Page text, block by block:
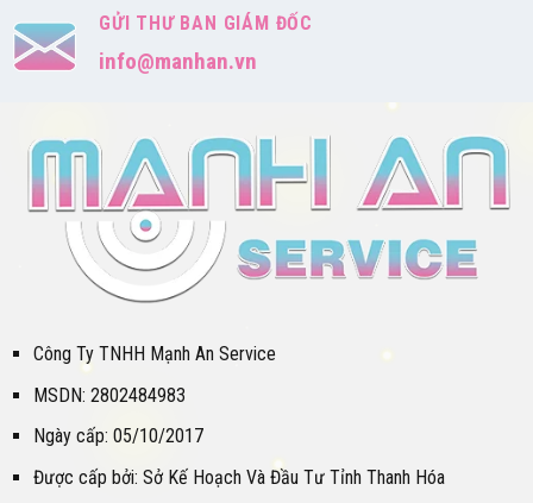
GỬI THƯ BAN GIÁM ĐỐC
info@manhan.vn
Công Ty TNHH Mạnh An Service
MSDN: 2802484983
Ngày cấp: 05/10/2017
Được cấp bởi: Sở Kế Hoạch Và Đầu Tư Tỉnh Thanh Hóa